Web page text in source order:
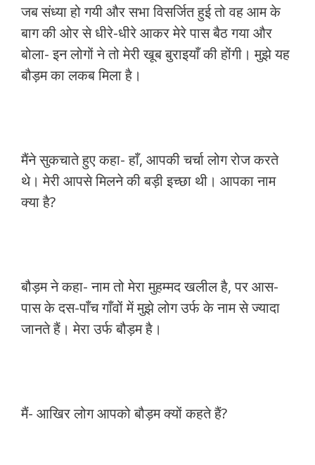
जब संध्या हो गयी और सभा विसर्जित हुई तो वह आम के
बाग की ओर से धीरे-धीरे आकर मेरे पास बैठ गया और
बोला- इन लोगों ने तो मेरी खूब बुराइयाँ की होंगी। मुझे यह
बौड़म का लकब मिला है।
मैंने सुकचाते हुए कहा- हाँ, आपकी चर्चा लोग रोज करते
थे। मेरी आपसे मिलने की बड़ी इच्छा थी। आपका नाम
क्या है?
बौड़म ने कहा- नाम तो मेरा मुहम्मद खलील है, पर आस-
पास के दस-पाँच गाँवों में मुझे लोग उर्फ के नाम से ज्यादा
जानते हैं। मेरा उर्फ बौड़म है।
मैं- आखिर लोग आपको बौड़म क्यों कहते हैं?